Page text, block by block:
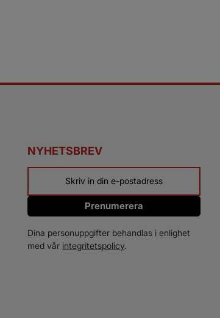
NYHETSBREV
Prenumerera
Dina personuppgifter behandlas i enlighet
med vår integritetspolicy.